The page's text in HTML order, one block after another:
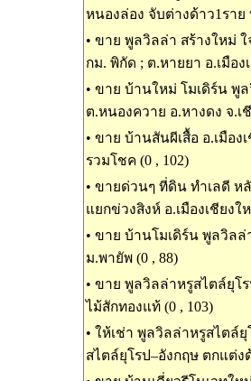
หนองล่อง จับต่างด้าว1รา
• ขาย พูลวิลล่า สร้างใหม่ ใ
กม. พิกัด ; ต.หายยา อ.เมือง
• ขาย บ้านใหม่ โมเดิร์น พู
ต.หนองควาย อ.หางดง จ.เ
• ขาย บ้านสันผีเสื้อ อ.เมือง
รวมโชค (0 , 102)
• ขายด่วนๆ ที่ดิน ทำเลดี หลั
แยกข่วงสิงห์ อ.เมืองเชียงใ
• ขาย บ้านโมเดิร์น พูลวิลล่
ม.พายัพ (0 , 88)
• ขาย พูลวิลล่าหรูสไตล์ยุโ
ไม้สักทองแท้ (0 , 103)
• ให้เช่า พูลวิลล่าหรูสไตล์
สไตล์ยุโรป–อังกฤษ ตกแต่